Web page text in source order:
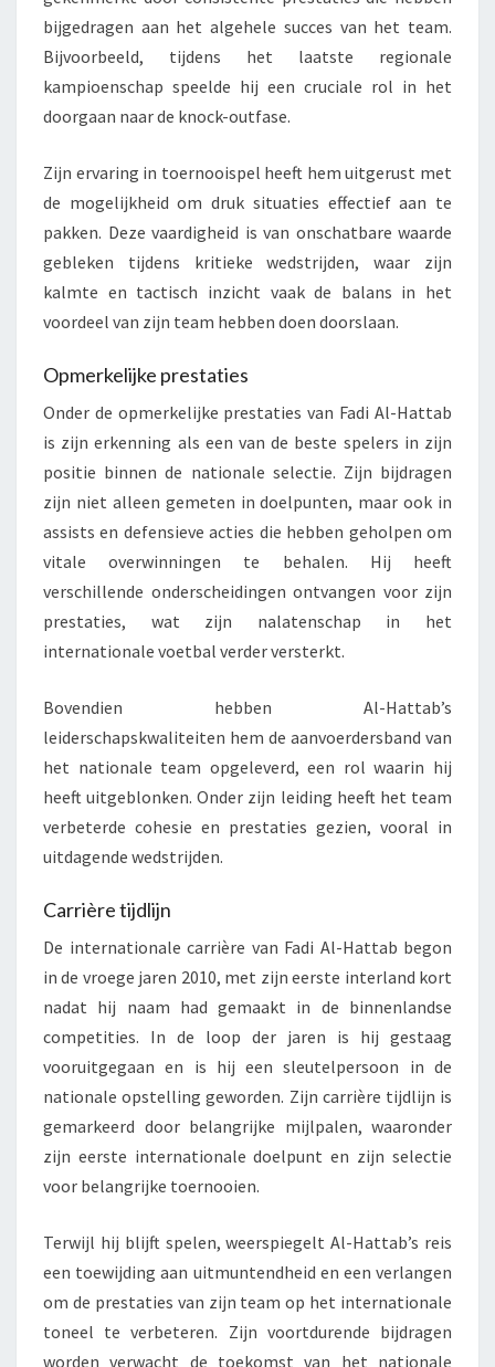
bijgedragen aan het algehele succes van het team.
Bijvoorbeeld, tijdens het laatste regionale
kampioenschap speelde hij een cruciale rol in het
doorgaan naar de knock-outfase.
Zijn ervaring in toernooispel heeft hem uitgerust met
de mogelijkheid om druk situaties effectief aan te
pakken. Deze vaardigheid is van onschatbare waarde
gebleken tijdens kritieke wedstrijden, waar zijn
kalmte en tactisch inzicht vaak de balans in het
voordeel van zijn team hebben doen doorslaan.
Opmerkelijke prestaties
Onder de opmerkelijke prestaties van Fadi Al-Hattab
is zijn erkenning als een van de beste spelers in zijn
positie binnen de nationale selectie. Zijn bijdragen
zijn niet alleen gemeten in doelpunten, maar ook in
assists en defensieve acties die hebben geholpen om
vitale overwinningen te behalen. Hij heeft
verschillende onderscheidingen ontvangen voor zijn
prestaties, wat zijn nalatenschap in het
internationale voetbal verder versterkt.
Bovendien hebben Al-Hattab’s
leiderschapskwaliteiten hem de aanvoerdersband van
het nationale team opgeleverd, een rol waarin hij
heeft uitgeblonken. Onder zijn leiding heeft het team
verbeterde cohesie en prestaties gezien, vooral in
uitdagende wedstrijden.
Carrière tijdlijn
De internationale carrière van Fadi Al-Hattab begon
in de vroege jaren 2010, met zijn eerste interland kort
nadat hij naam had gemaakt in de binnenlandse
competities. In de loop der jaren is hij gestaag
vooruitgegaan en is hij een sleutelpersoon in de
nationale opstelling geworden. Zijn carrière tijdlijn is
gemarkeerd door belangrijke mijlpalen, waaronder
zijn eerste internationale doelpunt en zijn selectie
voor belangrijke toernooien.
Terwijl hij blijft spelen, weerspiegelt Al-Hattab’s reis
een toewijding aan uitmuntendheid en een verlangen
om de prestaties van zijn team op het internationale
toneel te verbeteren. Zijn voortdurende bijdragen
worden verwacht de toekomst van het nationale